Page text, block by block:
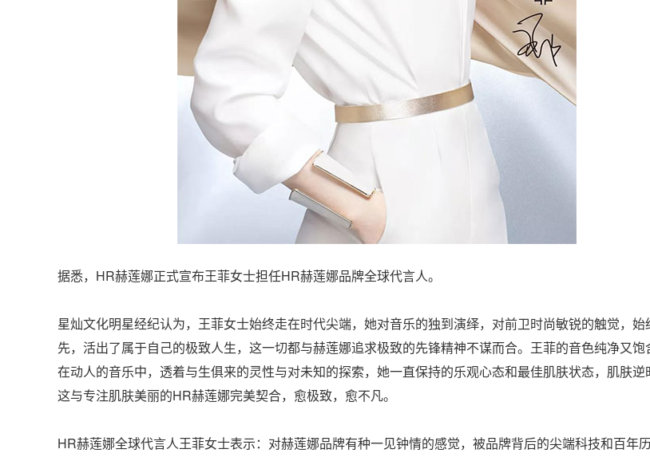
据悉，HR赫莲娜正式宣布王菲女士担任HR赫莲娜品牌全球代言人。
星灿文化明星经纪认为，王菲女士始终走在时代尖端，她对音乐的独到演绎，对前卫时尚敏锐的触觉，始
先，活出了属于自己的极致人生，这一切都与赫莲娜追求极致的先锋精神不谋而合。王菲的音色纯净又饱
在动人的音乐中，透着与生俱来的灵性与对未知的探索，她一直保持的乐观心态和最佳肌肤状态，肌肤逆
这与专注肌肤美丽的HR赫莲娜完美契合，愈极致，愈不凡。
HR赫莲娜全球代言人王菲女士表示：对赫莲娜品牌有种一见钟情的感觉，被品牌背后的尖端科技和百年